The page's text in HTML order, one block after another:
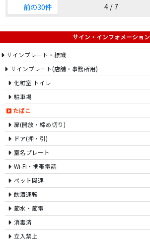
前の30件 4 / 7
サイン・インフォメーション
サインプレート・標識
サインプレート(店舗・事務所用)
化粧室 トイレ
駐車場
たばこ
扉(開放・締め切り)
ドア(押・引)
室名プレート
Wi-Fi・携帯電話
ペット関連
飲酒運転
節水・節電
消毒済
立入禁止